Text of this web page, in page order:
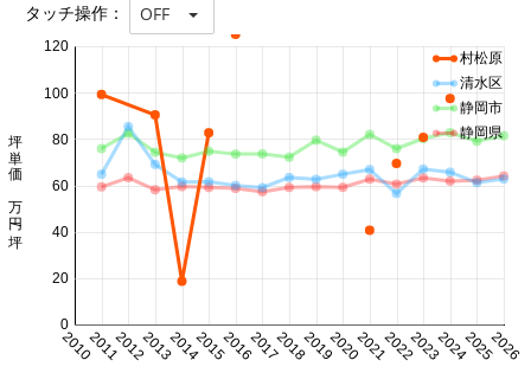
タッチ操作： OFF
20102011201220132014201520162017201820192020202120222023202420252026
0
20
40
60
80
100
120
坪単価 万円/坪
村松原
清水区
静岡市
静岡県